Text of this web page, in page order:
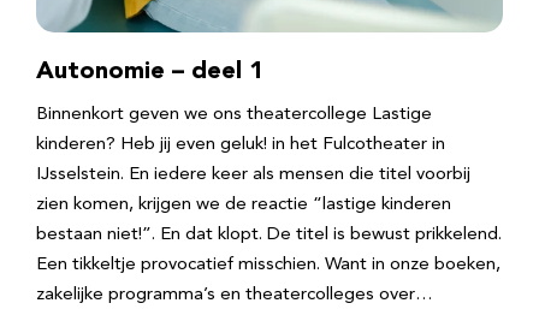
Autonomie – deel 1
Binnenkort geven we ons theatercollege Lastige
kinderen? Heb jij even geluk! in het Fulcotheater in
IJsselstein. En iedere keer als mensen die titel voorbij
zien komen, krijgen we de reactie “lastige kinderen
bestaan niet!”. En dat klopt. De titel is bewust prikkelend.
Een tikkeltje provocatief misschien. Want in onze boeken,
zakelijke programma’s en theatercolleges over…